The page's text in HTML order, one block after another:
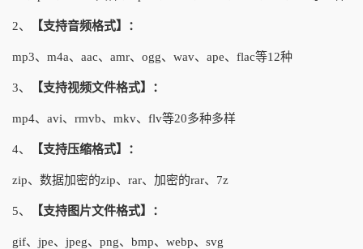
2、 【支持音频格式】：
mp3、m4a、aac、amr、ogg、wav、ape、flac等12种
3、 【支持视频文件格式】：
mp4、avi、rmvb、mkv、flv等20多种多样
4、 【支持压缩格式】：
zip、数据加密的zip、rar、加密的rar、7z
5、 【支持图片文件格式】：
gif、jpe、jpeg、png、bmp、webp、svg